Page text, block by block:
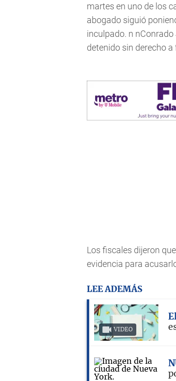
martes en uno de los
abogado siguió
inculpado. n
detenido sin derecho
Los fiscales dijeron
evidencia para
LEE ADEMÁS
VIDEO